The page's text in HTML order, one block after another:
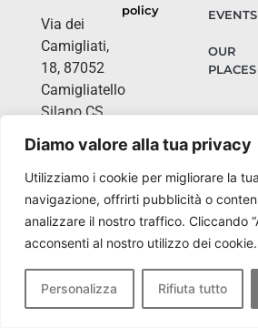
Diamo valore alla tua privacy
Utilizziamo i cookie per migliorare la
navigazione, offrirti pubblicità o
analizzare il nostro traffico. Cliccando
acconsenti al nostro utilizzo dei cookie.
Personalizza Rifiuta tutto
Via dei
Camigliati,
18, 87052
Camigliatello
Silano CS
policy
EVENTS
OUR
PLACES